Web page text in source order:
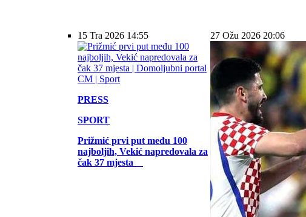
15 Tra 2026 14:55
PRESS
SPORT
Prižmić prvi put među 100
najboljih, Vekić napredovala za
čak 37 mjesta
27 Ožu 2026 20:06